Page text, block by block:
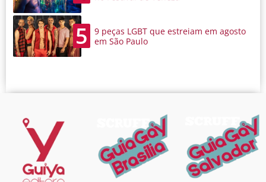
5
9 peças LGBT que estreiam em agosto
em São Paulo